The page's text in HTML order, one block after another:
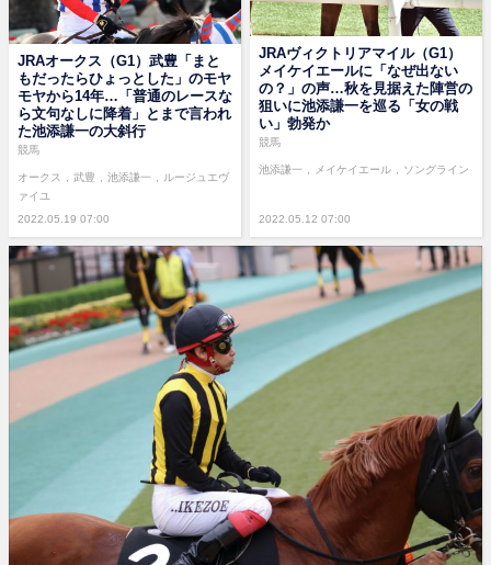
JRAオークス（G1）武豊「まと
もだったらひょっとした」のモヤ
モヤから14年…「普通のレースな
ら文句なしに降着」とまで言われ
た池添謙一の大斜行
2022.05.19 07:00
競馬
オークス 武豊 池添謙一
ルージュエヴ
ァイユ
JRAヴィクトリアマイル（G1）
メイケイエールに「なぜ出ない
の？」の声…秋を見据えた陣営の
狙いに池添謙一を巡る「女の戦
い」勃発か
2022.05.12 07:00
競馬
池添謙一 メイケイエール ソングライン